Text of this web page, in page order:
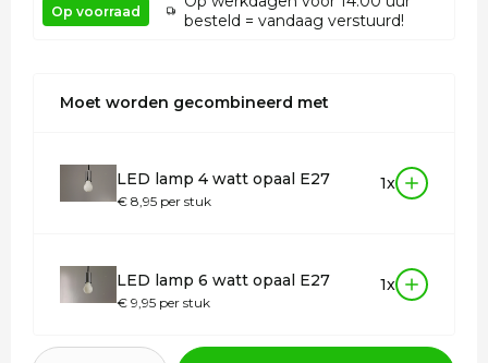
Op voorraad
besteld = vandaag verstuurd!
Moet worden gecombineerd met
LED lamp 4 watt opaal E27
€ 8,95 per stuk
1x
LED lamp 6 watt opaal E27
€ 9,95 per stuk
1x